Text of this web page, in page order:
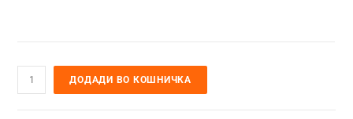
ДОДАДИ ВО КОШНИЧКА